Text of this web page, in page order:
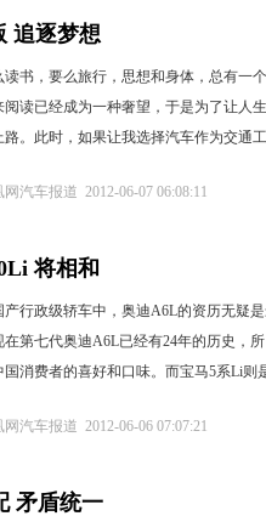
追逐梦想
读书，要么旅行，思想和身体，总有一
阅读已经成为一种奢望，于是为了让人
路。此时，如果让我选择汽车作为交通
网汽车报道 2012-06-07 06:08:11
将相和
产行政级轿车中，奥迪A6L的资历无疑
在第七代奥迪A6L已经有24年的历史，
国消费者的喜好和口味。而宝马5系Li则
网汽车报道 2012-06-06 07:07:21
矛盾统一